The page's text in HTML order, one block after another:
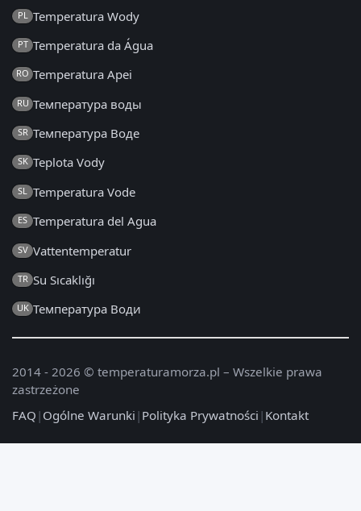
PL Temperatura Wody
PT Temperatura da Água
RO Temperatura Apei
RU Температура воды
SR Температура Воде
SK Teplota Vody
SL Temperatura Vode
ES Temperatura del Agua
SV Vattentemperatur
TR Su Sıcaklığı
UK Температура Води
2014 - 2026 © temperaturamorza.pl – Wszelkie prawa
zastrzeżone
FAQ | Ogólne Warunki | Polityka Prywatności | Kontakt